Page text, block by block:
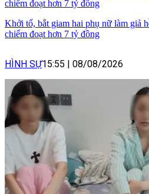
Khởi tố, bắt giam hai phụ nữ làm giả
chiếm đoạt hơn 7 tỷ đồng
HÌNH SỰ15:55 | 08/08/2026